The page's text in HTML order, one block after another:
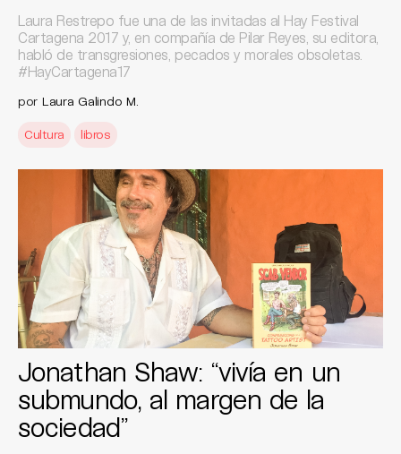
Laura Restrepo fue una de las invitadas al Hay Festival
Cartagena 2017 y, en compañía de Pilar Reyes, su editora,
habló de transgresiones, pecados y morales obsoletas.
#HayCartagena17
por Laura Galindo M.
Cultura libros
Jonathan Shaw: “vivía en un
submundo, al margen de la
sociedad”